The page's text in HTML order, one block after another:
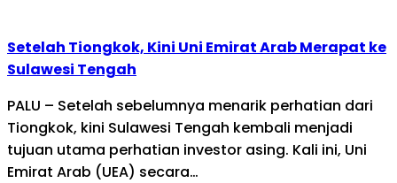
Setelah Tiongkok, Kini Uni Emirat Arab Merapat ke
Sulawesi Tengah
PALU – Setelah sebelumnya menarik perhatian dari
Tiongkok, kini Sulawesi Tengah kembali menjadi
tujuan utama perhatian investor asing. Kali ini, Uni
Emirat Arab (UEA) secara…